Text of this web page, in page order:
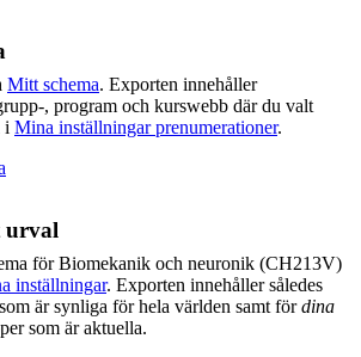
Mitt schema. Exporten innehåller
, program och kurswebb där du valt
i Mina inställningar prenumerationer.
urval
för Biomekanik och neuronik (CH213V)
inställningar. Exporten innehåller således
är synliga för hela världen samt fördina
som är aktuella.